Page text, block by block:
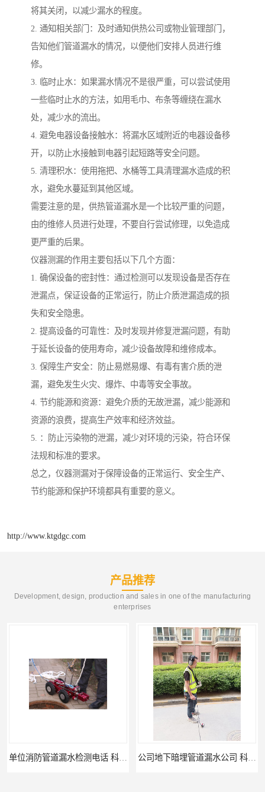
将其关闭，以减少漏水的程度。
2. 通知相关部门：及时通知供热公司或物业管理部门，
告知他们管道漏水的情况，以便他们安排人员进行维
修。
3. 临时止水：如果漏水情况不是很严重，可以尝试使用
一些临时止水的方法，如用毛巾、布条等缠绕在漏水
处，减少水的流出。
4. 避免电器设备接触水：将漏水区域附近的电器设备移
开，以防止水接触到电器引起短路等安全问题。
5. 清理积水：使用拖把、水桶等工具清理漏水造成的积
水，避免水蔓延到其他区域。
需要注意的是，供热管道漏水是一个比较严重的问题，
由的维修人员进行处理，不要自行尝试修理，以免造成
更严重的后果。
仪器测漏的作用主要包括以下几个方面：
1. 确保设备的密封性：通过检测可以发现设备是否存在
泄漏点，保证设备的正常运行，防止介质泄漏造成的损
失和安全隐患。
2. 提高设备的可靠性：及时发现并修复泄漏问题，有助
于延长设备的使用寿命，减少设备故障和维修成本。
3. 保障生产安全：防止易燃易爆、有毒有害介质的泄
漏，避免发生火灾、爆炸、中毒等安全事故。
4. 节约能源和资源：避免介质的无故泄漏，减少能源和
资源的浪费，提高生产效率和经济效益。
5. ：防止污染物的泄漏，减少对环境的污染，符合环保
法规和标准的要求。
总之，仪器测漏对于保障设备的正常运行、安全生产、
节约能源和保护环境都具有重要的意义。
http://www.ktgdgc.com
产品推荐
Development, design, production and sales in one of the manufacturing
enterprises
单位消防管道漏水检测电话 科探管道工程 公司地下暗埋管道漏水公司 科探管道工程